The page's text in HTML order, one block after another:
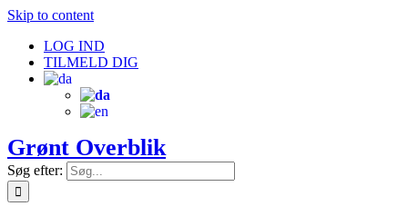
Skip to content
LOG IND
TILMELD DIG
Grønt Overblik
Søg efter: